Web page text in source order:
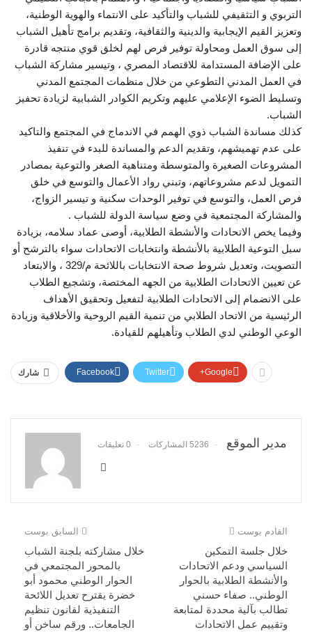
التربوي و التثقيفي للشباب والتأكيد على الانتماء والهوية الوطنية،
وتعزيز القيم الإيجابية والدينية والثقافية، وتقديم برامج تأهيل الشباب
إلى سوق العمل ومحاولة توفير فرص لهم لخلق قوي منتجه قادرة
على الإضافة المستدامة للاقتصاد المصري ، وتيسير مشاركة الشباب
في العمل المدني التطوعي من خلال منظمات المجتمع المدني
وتسليط الضوء الإعلامي عليهم وتكريم الكوادر الشبابية لزيادة تحفيز
الشباب.
كذلك مساندة الشباب ذوي الهمم في الاندماج في المجتمع والتاكيد
على عدم تهميشهم، وتقديم الدعم والمساندة للبدء في تنفيذ
المشروعات الصغيرة والمتوسطة ومتناهية الصغر والتوعية بمصادر
التمويل لدعم مشروعاتهم، وتبني رواد الأعمال والتوسع في خلق
فرص العمل، والتوسع في توفير الوحدات سكنية و تيسير الزواج،
والمشاركة المجتمعية في وضع سياسة الدولة للشباب .
وفيما يخص الاتحادات والأنشطة الطلابية، أوصى عماد سلامه، بزيادة
سبل التوعية الطلابية بالأنشطة وانتخابات الاتحادات سواء بالترشح أو
التصويت، وتعديل شروط صحة الانتخابات باللائحة م/329 ، والابتعاد
عن تعيين الاتحادات الطلابية من الجهه المختصة، وتشجيع الطلاب
على الانضمام إلى الاتحادات الطلابية لتفعيل وتحقيق الأهداف
الرئيسية من الاتحاد الطلابي من تنمية القيم الروحية والأخلاقية وزيادة
الوعي الوطني لدي الطلاب وتأهيلهم للقيادة.
شارك Facebook Twitter Google+
مدير الموقع 5236 المشاركات 0 تعليقات
السابق بوست
خلال مشاركته بلجنة الشباب
بالمحور المجتمعي في
الحوار الوطني محمود أبو
خضرة يقترح تعديل اللائحة
التنفيذية لقانون تنظيم
الجامعات.. ورقم ساخن أو
القادم بوست
خلال جلسة التمكين
السياسي ودعم الاتحادات
والأنشطة الطلابية بالحوار
الوطني.. صفاء حسني
تطالب بآلية محددة لمتابعة
وتقييم عمل الاتحادات